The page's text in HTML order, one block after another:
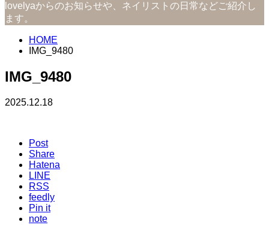
lovelyaからのお知らせや、ネイリストの日常などご紹介し
ます。
HOME
IMG_9480
IMG_9480
2025.12.18
Post
Share
Hatena
LINE
RSS
feedly
Pin it
note